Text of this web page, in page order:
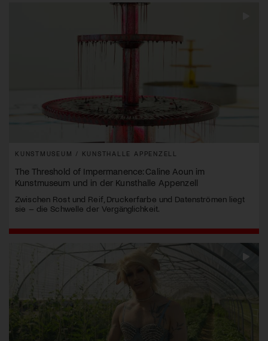
KUNSTMUSEUM / KUNSTHALLE APPENZELL
The Threshold of Impermanence: Caline Aoun im
Kunstmuseum und in der Kunsthalle Appenzell
Zwischen Rost und Reif, Druckerfarbe und Datenströmen liegt
sie – die Schwelle der Vergänglichkeit.